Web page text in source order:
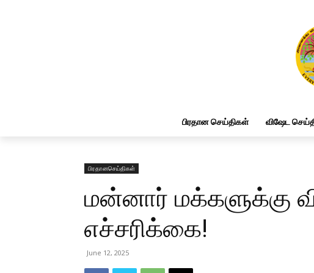
பிரதான செய்திகள் விஷேட
பிரதானசெய்திகள்
மன்னார் மக்களுக்கு
எச்சரிக்கை!
June 12, 2025